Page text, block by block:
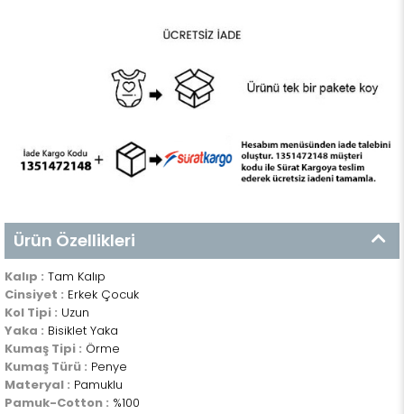
Ürün Özellikleri
Kalıp : Tam Kalıp
Cinsiyet : Erkek Çocuk
Kol Tipi : Uzun
Yaka : Bisiklet Yaka
Kumaş Tipi : Örme
Kumaş Türü : Penye
Materyal : Pamuklu
Pamuk-Cotton : %100